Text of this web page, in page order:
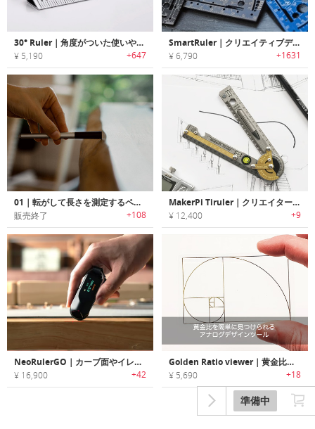
準備中
30° Ruler｜角度がついた使いやすいルーラー「30°ルーラー」
¥ 5,190 +647
SmartRuler｜クリエイティブデザインに最適なチタン製マルチツール「スマートルーラー」
¥ 6,790 +1631
01｜転がして長さを測定するペンデザインメジャー「ゼロワン」
販売終了 +108
MakerPi Tiruler｜クリエイターやデザイナーに最適な、多機能なチタン製ルーラー
¥ 12,400 +9
NeoRulerGO｜カーブ面やイレギュラーな表面を測定できるコンパクトルーラー
¥ 16,900 +42
Golden Ratio viewer｜黄金比を簡単に見つけられるアナログデザインツール
¥ 5,690 +18